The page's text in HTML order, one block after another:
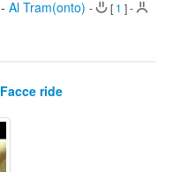
- Al Tram(onto) - [ 1 ]-
Facce ride